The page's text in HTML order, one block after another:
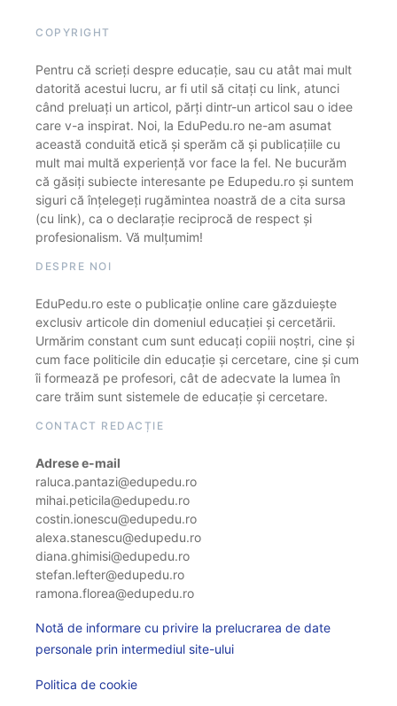
COPYRIGHT
Pentru că scrieți despre educație, sau cu atât mai mult
datorită acestui lucru, ar fi util să citați cu link, atunci
când preluați un articol, părți dintr-un articol sau o idee
care v-a inspirat. Noi, la EduPedu.ro ne-am asumat
această conduită etică și sperăm că și publicațiile cu
mult mai multă experiență vor face la fel. Ne bucurăm
că găsiți subiecte interesante pe Edupedu.ro și suntem
siguri că înțelegeți rugămintea noastră de a cita sursa
(cu link), ca o declarație reciprocă de respect și
profesionalism. Vă mulțumim!
DESPRE NOI
EduPedu.ro este o publicație online care găzduiește
exclusiv articole din domeniul educației și cercetării.
Urmărim constant cum sunt educați copiii noștri, cine și
cum face politicile din educație și cercetare, cine și cum
îi formează pe profesori, cât de adecvate la lumea în
care trăim sunt sistemele de educație și cercetare.
CONTACT REDACȚIE
Adrese e-mail
raluca.pantazi@edupedu.ro
mihai.peticila@edupedu.ro
costin.ionescu@edupedu.ro
alexa.stanescu@edupedu.ro
diana.ghimisi@edupedu.ro
stefan.lefter@edupedu.ro
ramona.florea@edupedu.ro
Notă de informare cu privire la prelucrarea de date
personale prin intermediul site-ului
Politica de cookie